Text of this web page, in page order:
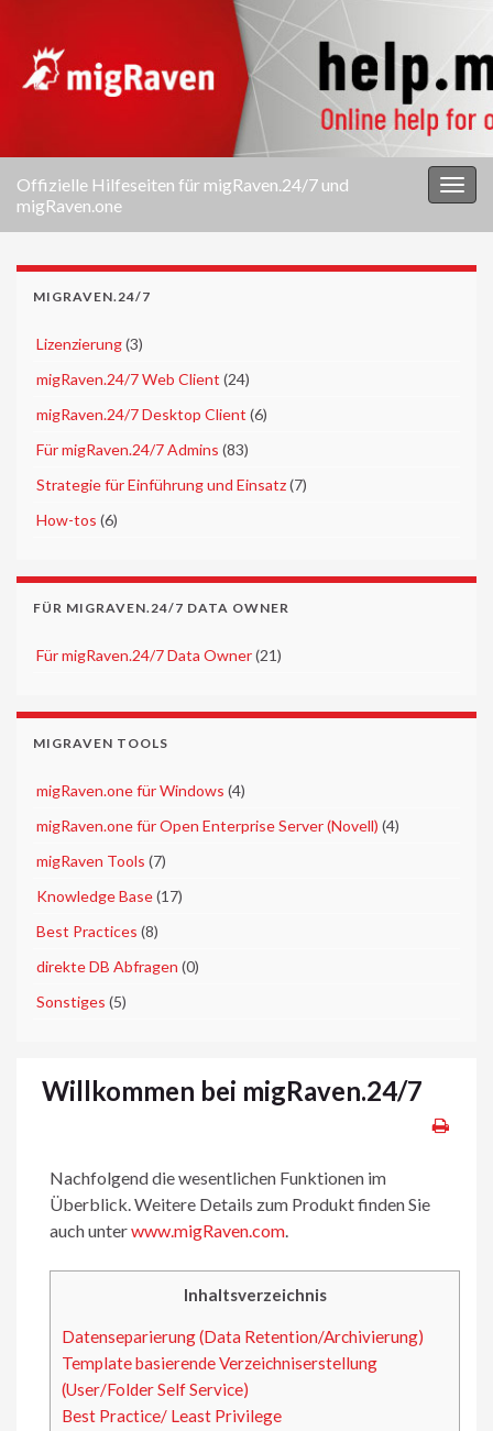
Offizielle Hilfeseiten für migRaven.24/7 und
migRaven.one
MIGRAVEN.24/7
Lizenzierung(3)
migRaven.24/7 Web Client (24)
migRaven.24/7 Desktop Client (6)
Für migRaven.24/7 Admins (83)
Strategie für Einführung und Einsatz(7)
How-tos (6)
FÜR MIGRAVEN.24/7 DATA OWNER
Für migRaven.24/7 Data Owner(21)
MIGRAVEN TOOLS
migRaven.one für Windows (4)
migRaven.one für Open Enterprise Server (Novell) (4)
migRaven Tools (7)
Knowledge Base(17)
Best Practices (8)
direkte DB Abfragen (0)
Sonstiges (5)
Willkommen bei migRaven.24/7
Nachfolgend die wesentlichen Funktionen im
Überblick. Weitere Details zum Produkt finden Sie
auch unterwww.migRaven.com.
Inhaltsverzeichnis
Datenseparierung (Data Retention/Archivierung)
Template basierende Verzeichniserstellung
(User/Folder Self Service)
Best Practice/ Least Privilege